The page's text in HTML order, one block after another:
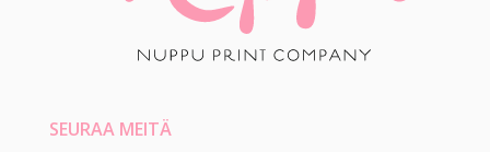
SEURAA MEITÄ